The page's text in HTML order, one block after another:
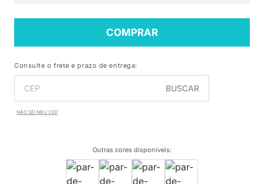
COMPRAR
Consulte o frete e prazo de entrega:
BUSCAR
NÃO SEI MEU CEP
Outras cores disponíveis: